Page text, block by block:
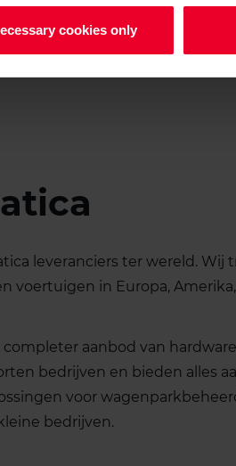
cookies only
leveranciers ter wereld. Wij
voertuigen in Europa, Amerika,
aanbod van
bedrijven en bieden alles
voor
bedrijven.